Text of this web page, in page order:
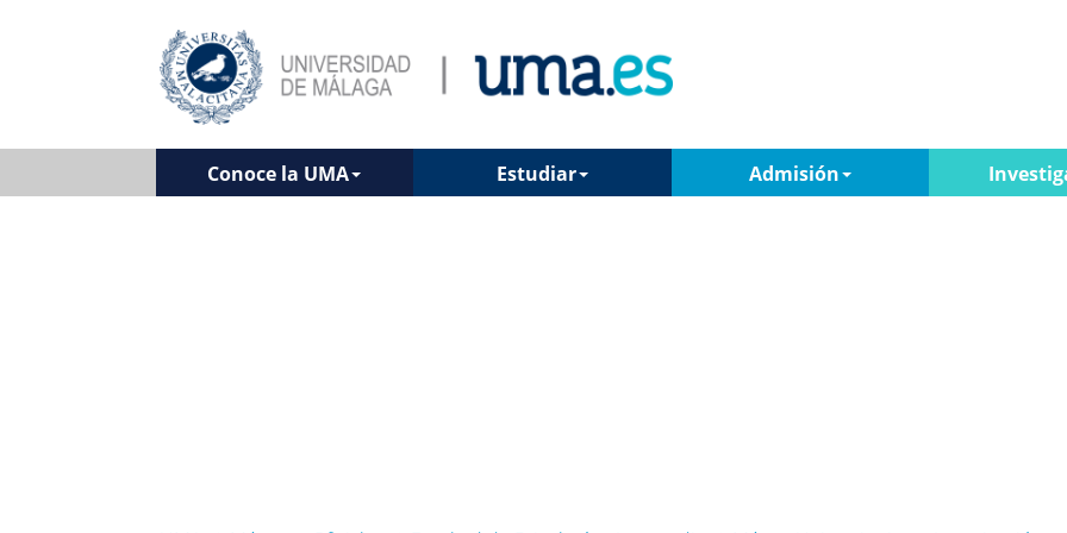
Conoce la UMA Estudiar Admisión